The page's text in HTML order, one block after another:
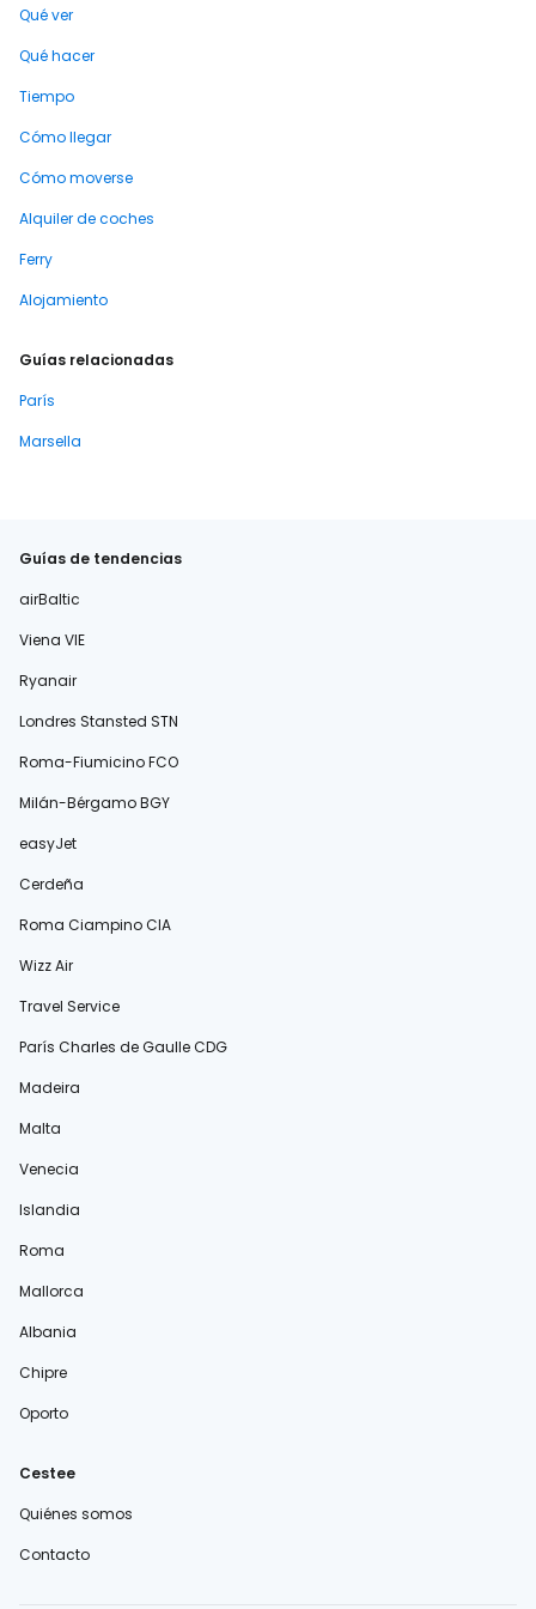
Qué ver
Qué hacer
Tiempo
Cómo llegar
Cómo moverse
Alquiler de coches
Ferry
Alojamiento
Guías relacionadas
París
Marsella
Guías de tendencias
airBaltic
Viena VIE
Ryanair
Londres Stansted STN
Roma-Fiumicino FCO
Milán-Bérgamo BGY
easyJet
Cerdeña
Roma Ciampino CIA
Wizz Air
Travel Service
París Charles de Gaulle CDG
Madeira
Malta
Venecia
Islandia
Roma
Mallorca
Albania
Chipre
Oporto
Cestee
Quiénes somos
Contacto